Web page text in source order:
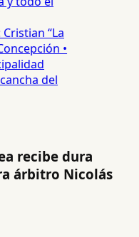
“La
•
del
recibe dura
árbitro Nicolás